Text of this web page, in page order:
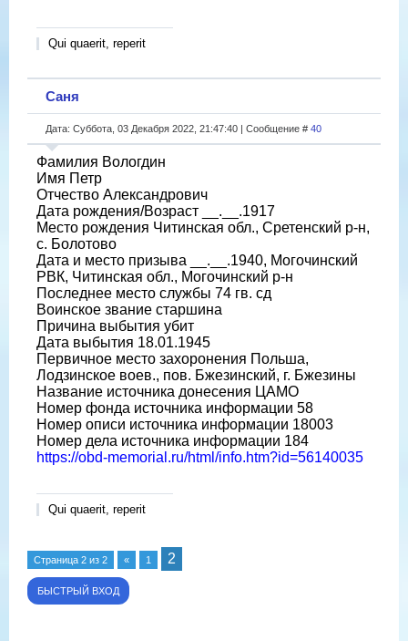
Qui quaerit, reperit
Саня
Дата: Суббота, 03 Декабря 2022, 21:47:40 | Сообщение # 40
Фамилия Вологдин
Имя Петр
Отчество Александрович
Дата рождения/Возраст __.__.1917
Место рождения Читинская обл., Сретенский р-н,
с. Болотово
Дата и место призыва __.__.1940, Могочинский
РВК, Читинская обл., Могочинский р-н
Последнее место службы 74 гв. сд
Воинское звание старшина
Причина выбытия убит
Дата выбытия 18.01.1945
Первичное место захоронения Польша,
Лодзинское воев., пов. Бжезинский, г. Бжезины
Название источника донесения ЦАМО
Номер фонда источника информации 58
Номер описи источника информации 18003
Номер дела источника информации 184
https://obd-memorial.ru/html/info.htm?id=56140035
Qui quaerit, reperit
Страница 2 из 2 « 1 2